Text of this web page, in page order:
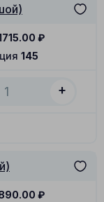
145
₽
+
₽